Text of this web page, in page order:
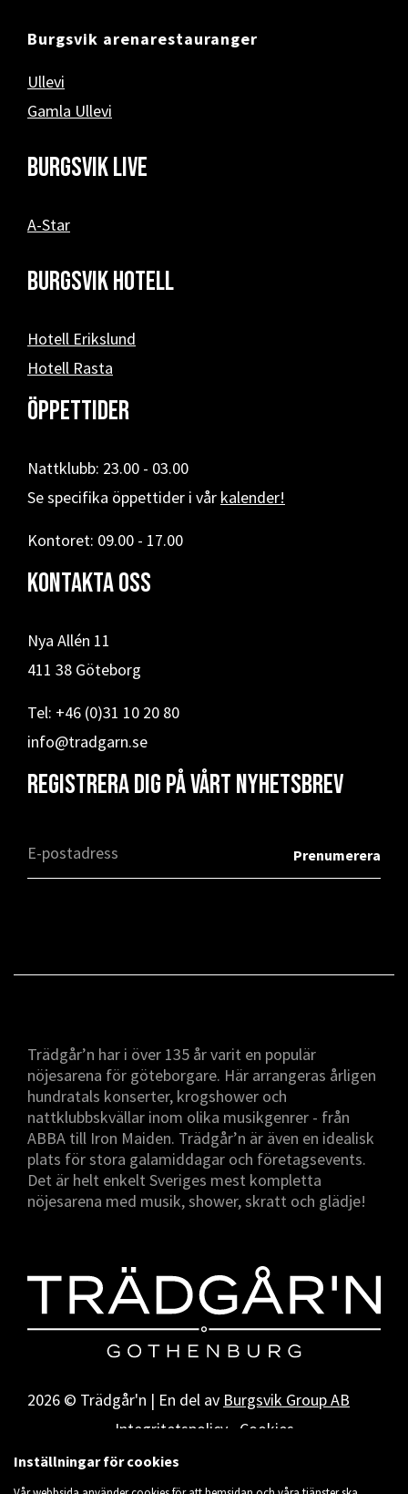
Burgsvik arenarestauranger
Ullevi
Gamla Ullevi
Burgsvik Live
A-Star
Burgsvik hotell
Hotell Erikslund
Hotell Rasta
Öppettider
Nattklubb: 23.00 - 03.00
Se specifika öppettider i vår kalender!
Kontoret: 09.00 - 17.00
Kontakta oss
Nya Allén 11
411 38 Göteborg
Tel: +46 (0)31 10 20 80
info@tradgarn.se
Registrera dig på vårt nyhetsbrev
Trädgår’n har i över 135 år varit en populär
nöjesarena för göteborgare. Här arrangeras årligen
hundratals konserter, krogshower och
nattklubbskvällar inom olika musikgenrer - från
ABBA till Iron Maiden. Trädgår’n är även en idealisk
plats för stora galamiddagar och företagsevents.
Det är helt enkelt Sveriges mest kompletta
nöjesarena med musik, shower, skratt och glädje!
2026 © Trädgår'n | En del av Burgsvik Group AB
Integritetspolicy
Cookies
Inställningar för cookies